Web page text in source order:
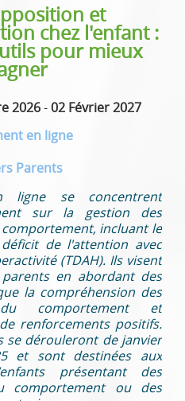
et
chez l'enfant :
pour mieux
2026 -02 Février 2027
en ligne
Parents
ligne se concentrent
sur la gestion des
incluant le
de l'attention avec
(TDAH). Ils visent
en abordant des
la compréhension des
comportement et
renforcements positifs.
se dérouleront de janvier
et sont destinées aux
présentant des
comportement ou des